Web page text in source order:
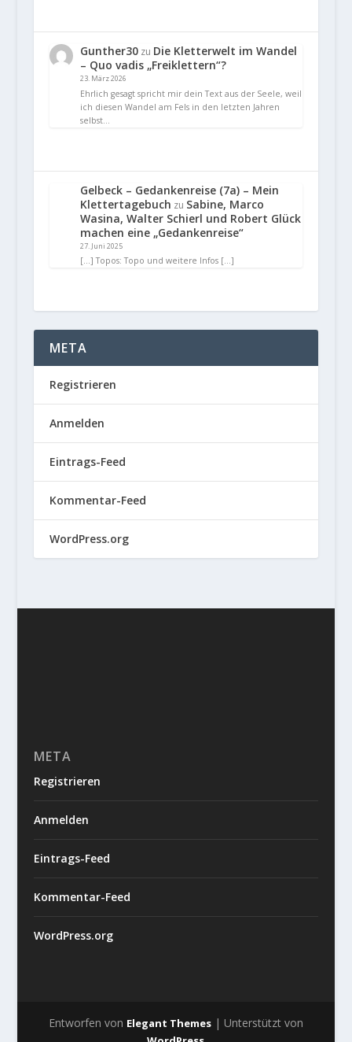
Gunther30zu Die Kletterwelt im Wandel
– Quo vadis „Freiklettern“?
23. März 2026
Ehrlich gesagt spricht mir dein Text aus der Seele, weil
ich diesen Wandel am Fels in den letzten Jahren
selbst…
Gelbeck – Gedankenreise (7a) – Mein
Klettertagebuch zu Sabine, Marco
Wasina, Walter Schierl und Robert Glück
machen eine „Gedankenreise“
27. Juni 2025
[…] Topos: Topo und weitere Infos […]
META
Registrieren
Anmelden
Eintrags-Feed
Kommentar-Feed
WordPress.org
META
Registrieren
Anmelden
Eintrags-Feed
Kommentar-Feed
WordPress.org
Entworfen von Elegant Themes| Unterstützt von